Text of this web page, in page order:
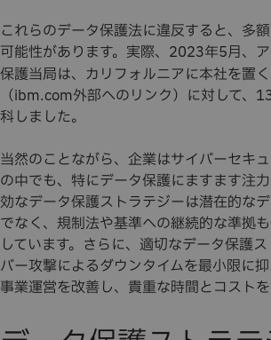
これらのデータ保護法に違反すると、多
可能性があります。実際、2023年5月、
保護当局は、カリフォルニアに本社を置
（ibm.com外部へのリンク）に対して、
科しました。
当然のことながら、企業はサイバーセキ
の中でも、特にデータ保護にますます注
効なデータ保護ストラテジーは潜在的な
でなく、規制法や基準への継続的な準拠
しています。さらに、適切なデータ保護
バー攻撃によるダウンタイムを最小限に抑
事業運営を改善し、貴重な時間とコストを